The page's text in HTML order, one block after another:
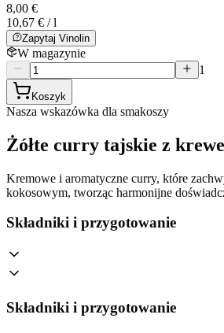
8,00 €
10,67 € / l
Zapytaj Vinolin
W magazynie
1
Koszyk
Nasza wskazówka dla smakoszy
Żółte curry tajskie z
Kremowe i aromatyczne curry, które
kokosowym, tworząc harmonijne
Składniki i przygotowanie
Składniki i przygotowanie